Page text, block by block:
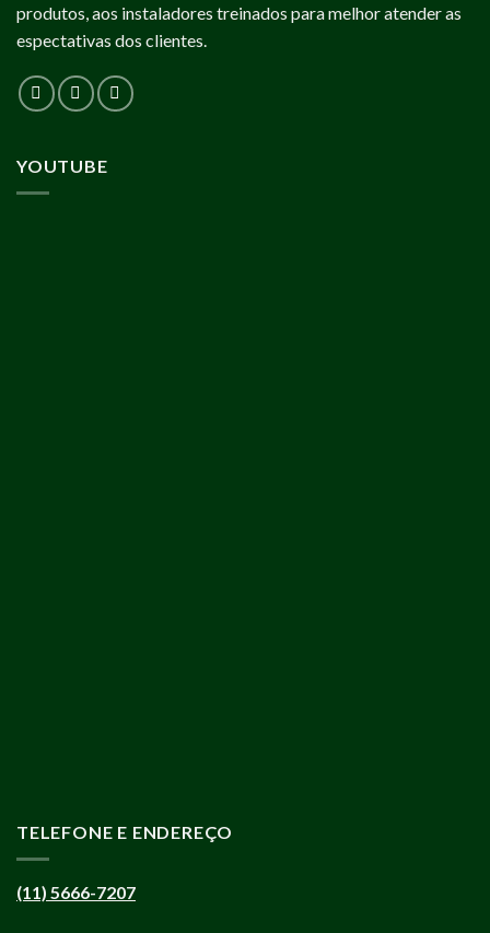
produtos, aos instaladores treinados para melhor atender as
espectativas dos clientes.
YOUTUBE
TELEFONE E ENDEREÇO
(11) 5666-7207